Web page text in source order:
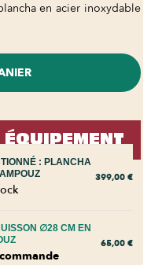
en acier inoxydable
: PLANCHA
399,00 €
∅28 CM EN
65,00 €